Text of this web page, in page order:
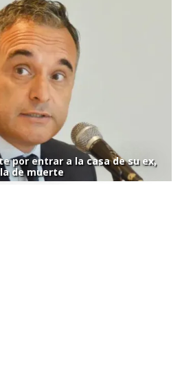
por entrar a la casa de su ex,
de muerte